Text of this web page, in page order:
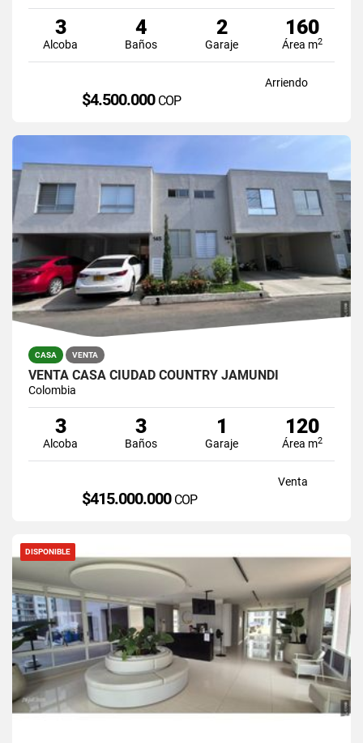
3
Alcoba
4
Baños
2
Garaje
160
Área m2
Arriendo
$4.500.000 COP
CASA VENTA
VENTA CASA CIUDAD COUNTRY JAMUNDI
Colombia
3
Alcoba
3
Baños
1
Garaje
120
Área m2
Venta
$415.000.000 COP
DISPONIBLE